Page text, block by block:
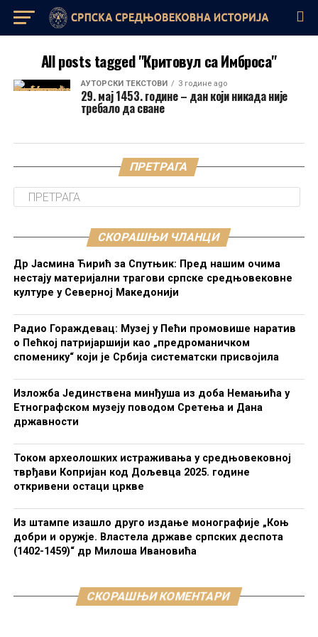
All posts tagged "Критовул са Имброса"
AУТОРСКИ ТЕКСТОВИ 3 године ago
29. мај 1453. године – дан који никада није
требало да сване
ПРЕТРАГА
СКОРАШЊИ ЧЛАНЦИ
Др Јасмина Ћирић за Спутњик: Пред нашим очима
нестају материјални трагови српске средњовековне
културе у Северној Македонији
Радио Гораждевац: Музеј у Пећи промовише наратив
о Пећкој патријаршији као „предроманичком
споменику“ који је Србија систематски присвојила
Изложба Јединствена минђуша из доба Немањића у
Етнографском музеју поводом Сретења и Дана
државности
Током археолошких истраживања у средњовековној
тврђави Копријан код Дољевца 2025. године
откривени остаци цркве
Из штампе изашло друго издање монографије „Коњ
добри и оружје. Властела државе српских деспота
(1402-1459)“ др Милоша Ивановића
СКОРАШЊИ КОМЕНТАРИ